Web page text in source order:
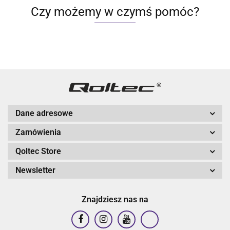
Czy możemy w czymś pomóc?
Dane adresowe
Zamówienia
Qoltec Store
Newsletter
Znajdziesz nas na